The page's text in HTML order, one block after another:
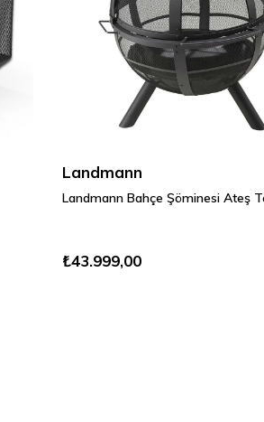
Landmann
Landmann Bahçe Şöminesi Ateş
₺43.999,00